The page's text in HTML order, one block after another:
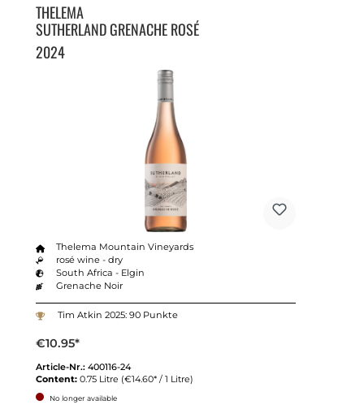
THELEMA
SUTHERLAND GRENACHE ROSÉ
2024
Thelema Mountain Vineyards
rosé wine - dry
South Africa - Elgin
Grenache Noir
Tim Atkin 2025: 90 Punkte
€10.95*
Article-Nr.: 400116-24
Content: 0.75 Litre (€14.60* / 1 Litre)
No longer available